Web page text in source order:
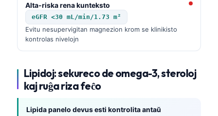
Alta-riska rena kunteksto
eGFR <30 mL/min/1.73 m²
Evitu nesupervigitan magnezion krom se klinikisto
kontrolas nivelojn
Lipidoj: sekureco de omega-3, steroloj
kaj ruĝa riza feĉo
Lipida panelo devus esti kontrolita antaŭ
አማርኛ
O‘zbekcha
Suomi
Hrvatski